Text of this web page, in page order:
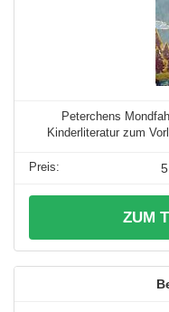
Peterchens
Kinderliteratur zum
ZUM